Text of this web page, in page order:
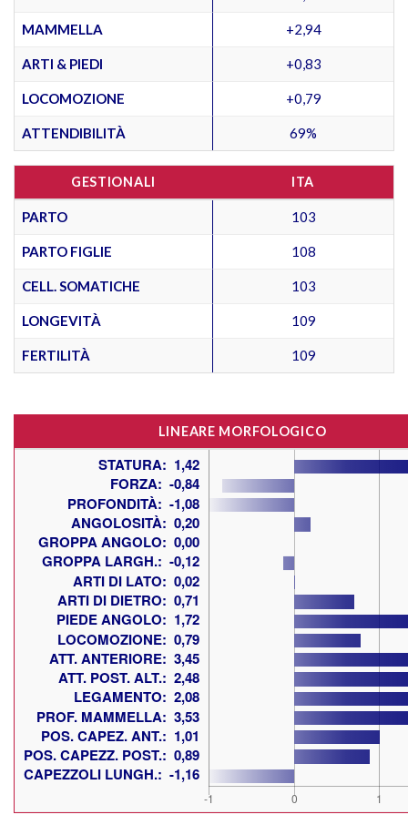
MAMMELLA +2,94
ARTI & PIEDI +0,83
LOCOMOZIONE +0,79
ATTENDIBILITÀ 69%
GESTIONALI ITA
PARTO 103
PARTO FIGLIE 108
CELL. SOMATICHE 103
LONGEVITÀ 109
FERTILITÀ 109
LINEARE MORFOLOGICO